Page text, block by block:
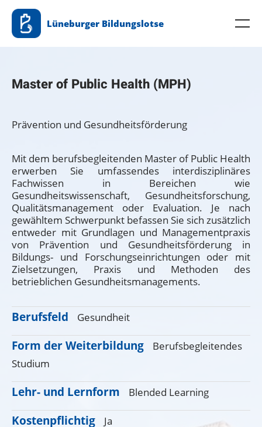
Zum
Inhalt
Lüneburger Bildungslotse
Master of Public Health (MPH)
Prävention und Gesundheitsförderung
Mit dem berufsbegleitenden Master of Public Health
erwerben Sie umfassendes interdisziplinäres
Fachwissen in Bereichen wie
Gesundheitswissenschaft, Gesundheitsforschung,
Qualitätsmanagement oder Evaluation. Je nach
gewähltem Schwerpunkt befassen Sie sich zusätzlich
entweder mit Grundlagen und Managementpraxis
von Prävention und Gesundheitsförderung in
Bildungs- und Forschungseinrichtungen oder mit
Zielsetzungen, Praxis und Methoden des
betrieblichen Gesundheitsmanagements.
Berufsfeld Gesundheit
Form der Weiterbildung
Berufsbegleitendes
Studium
Lehr- und Lernform Blended Learning
Kostenpflichtig Ja